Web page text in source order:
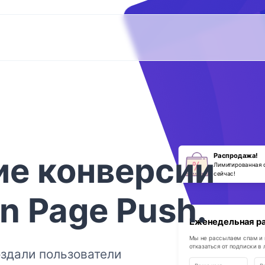
Распродажа!
Лимитированная
сейчас!
Еженедельная
Мы не рассылаем спам и
отказаться от подписки
конверсии
Page Push.
пользователи